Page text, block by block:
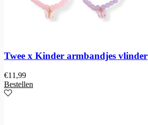
Twee x Kinder armbandjes vlinder
€11,99
Bestellen